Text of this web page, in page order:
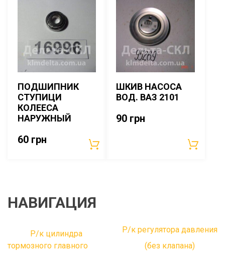
ПОДШИПНИК
СТУПИЦИ
КОЛЕЕСА
НАРУЖНЫЙ
60 грн
ШКИВ НАСОСА
ВОД. ВАЗ 2101
90 грн
НАВИГАЦИЯ
Р/к цилиндра
тормозного главного
Р/к регулятора давления
(без клапана)